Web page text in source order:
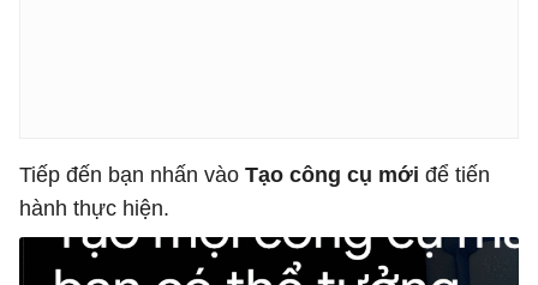
Tiếp đến bạn nhấn vào Tạo công cụ mới để tiến
hành thực hiện.